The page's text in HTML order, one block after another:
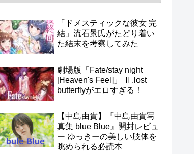
「ドメスティックな彼女 完
結」流石景氏がたどり着い
た結末を考察してみた
劇場版「Fate/stay night
[Heaven's Feel]」 Ⅱ.lost
butterflyがエロすぎる！
【中島由貴】『中島由貴写
真集 blue Blue』開封レビュ
ー ゆっきーの美しい肢体を
眺められる必読本